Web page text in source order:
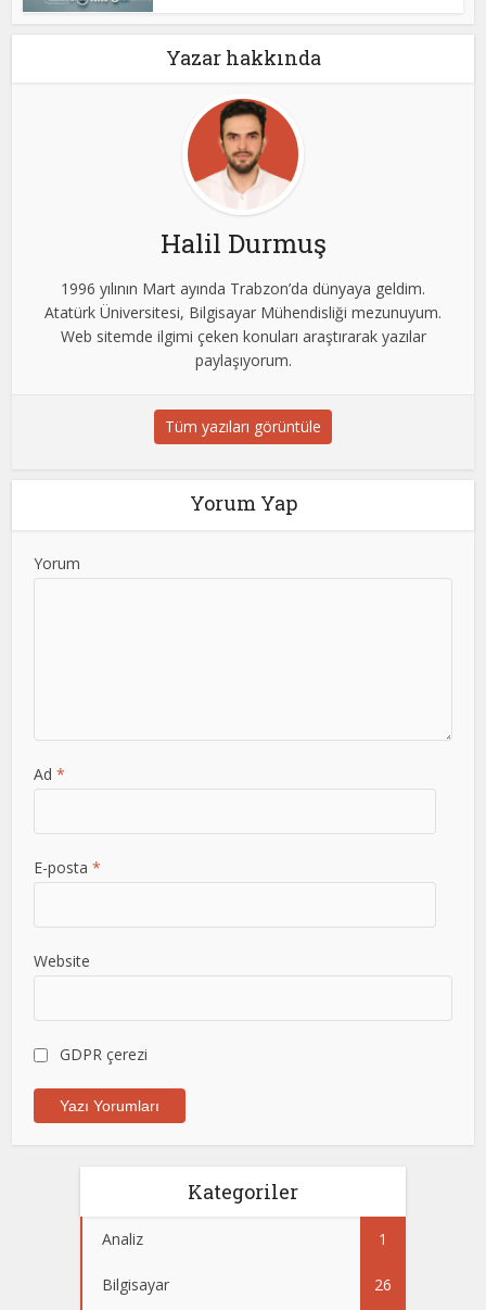
Yazar hakkında
Halil Durmuş
1996 yılının Mart ayında Trabzon’da dünyaya geldim.
Atatürk Üniversitesi, Bilgisayar Mühendisliği mezunuyum.
Web sitemde ilgimi çeken konuları araştırarak yazılar
paylaşıyorum.
Tüm yazıları görüntüle
Yorum Yap
Yorum
Ad*
E-posta*
Website
GDPR çerezi
Kategoriler
Analiz 1
Bilgisayar 26